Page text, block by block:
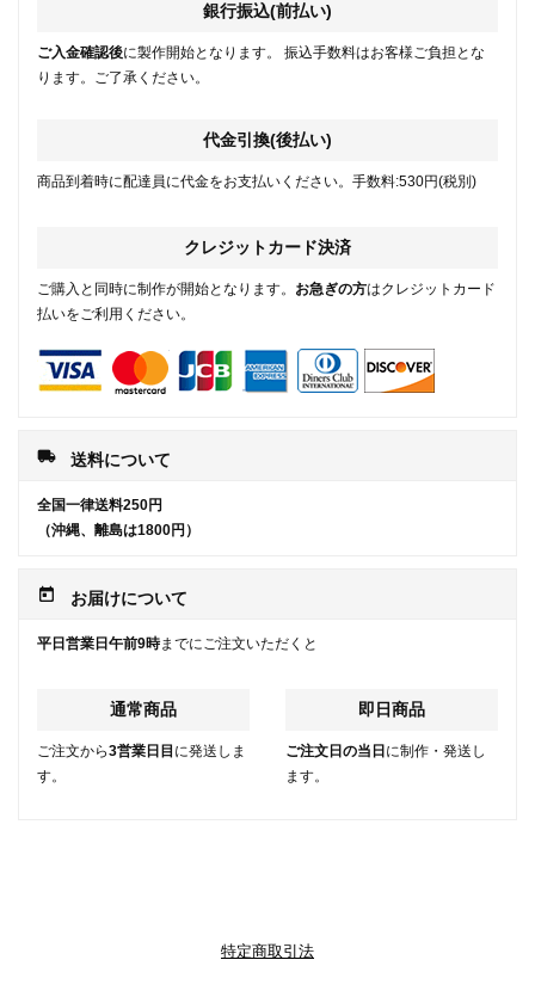
銀行振込(前払い)
ご入金確認後に製作開始となります。 振込手数料はお客様ご負担とな
ります。ご了承ください。
代金引換(後払い)
商品到着時に配達員に代金をお支払いください。手数料:530円(税別)
クレジットカード決済
ご購入と同時に制作が開始となります。 お急ぎの方はクレジットカード
払いをご利用ください。
local_shipping 送料について
全国一律送料250円
（沖縄、離島は1800円）
today お届けについて
平日営業日午前9時までにご注文いただくと
通常商品
ご注文から3営業日目 に発送しま
す。
即日商品
ご注文日の当日 に制作・発送し
ます。
特定商取引法